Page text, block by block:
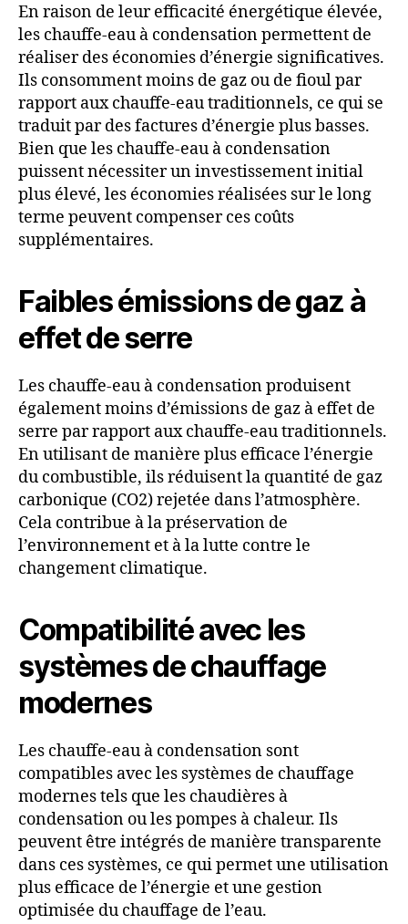
En raison de leur efficacité énergétique élevée,
les chauffe-eau à condensation permettent de
réaliser des économies d’énergie significatives.
Ils consomment moins de gaz ou de fioul par
rapport aux chauffe-eau traditionnels, ce qui se
traduit par des factures d’énergie plus basses.
Bien que les chauffe-eau à condensation
puissent nécessiter un investissement initial
plus élevé, les économies réalisées sur le long
terme peuvent compenser ces coûts
supplémentaires.
Faibles émissions de gaz à
effet de serre
Les chauffe-eau à condensation produisent
également moins d’émissions de gaz à effet de
serre par rapport aux chauffe-eau traditionnels.
En utilisant de manière plus efficace l’énergie
du combustible, ils réduisent la quantité de gaz
carbonique (CO2) rejetée dans l’atmosphère.
Cela contribue à la préservation de
l’environnement et à la lutte contre le
changement climatique.
Compatibilité avec les
systèmes de chauffage
modernes
Les chauffe-eau à condensation sont
compatibles avec les systèmes de chauffage
modernes tels que les chaudières à
condensation ou les pompes à chaleur. Ils
peuvent être intégrés de manière transparente
dans ces systèmes, ce qui permet une utilisation
plus efficace de l’énergie et une gestion
optimisée du chauffage de l’eau.